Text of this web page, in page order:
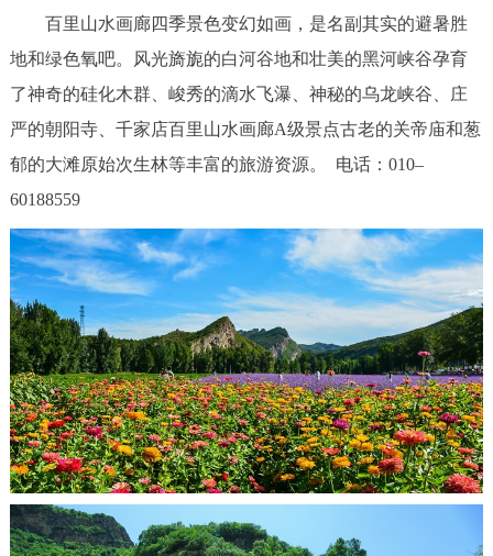
政务公开
市领导 机构职能 政策服务
政策兑现 政策解读 回应关切
决策公开 专题公开
政务服务
个人服务 法人服务 部门服务
便民服务 利企服务 投资项目
中介服务 阳光政务
政民互动
百里山水画廊四季景色变幻如画，是名副其实的避暑胜
地和绿色氧吧。风光旖旎的白河谷地和壮美的黑河峡谷孕育
了神奇的硅化木群、峻秀的滴水飞瀑、神秘的乌龙峡谷、庄
严的朝阳寺、千家店百里山水画廊A级景点古老的关帝庙和葱
郁的大滩原始次生林等丰富的旅游资源。 电话：010–
60188559